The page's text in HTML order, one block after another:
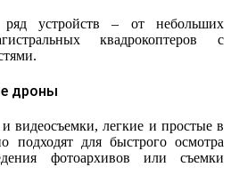
устройств – от небольших
квадрокоптеров с
дроны
видеосъемки, легкие и простые в
подходят для быстрого осмотра
фотоархивов или съемки